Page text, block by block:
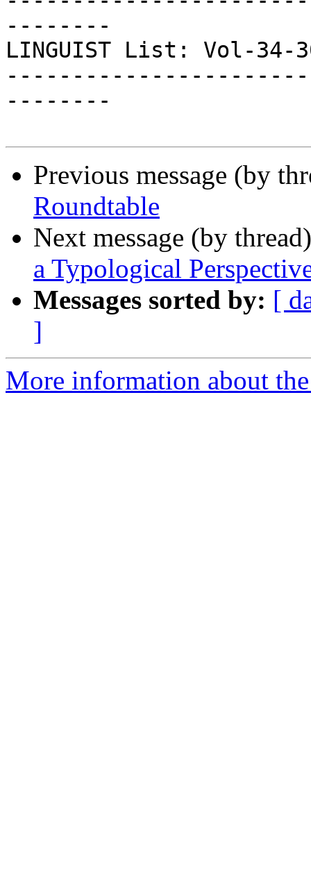
--------
LINGUIST List: Vol-34-
--------
Previous message (by
Roundtable
Next message (by
a Typological
Messages sorted by: [
]
More information about